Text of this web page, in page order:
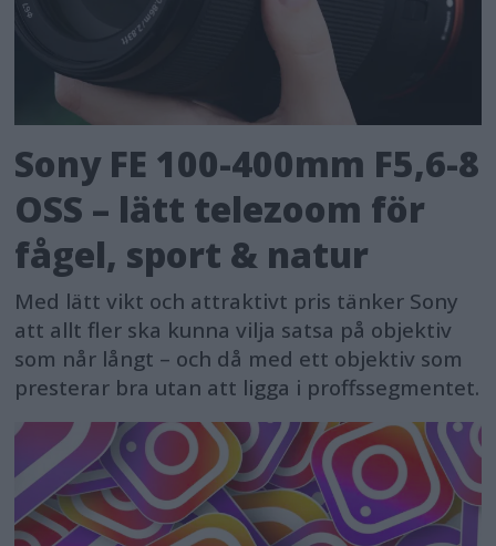
Sony FE 100-400mm F5,6-8
OSS – lätt telezoom för
fågel, sport & natur
Med lätt vikt och attraktivt pris tänker Sony
att allt fler ska kunna vilja satsa på objektiv
som når långt – och då med ett objektiv som
presterar bra utan att ligga i proffssegmentet.